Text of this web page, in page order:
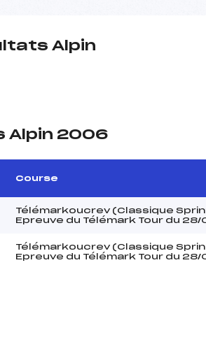
Alpin
Alpin 2006
Course
Télémarkoucrev (Classique
Epreuve du Télémark Tour du 28/
Télémarkoucrev (Classique
Epreuve du Télémark Tour du 28/